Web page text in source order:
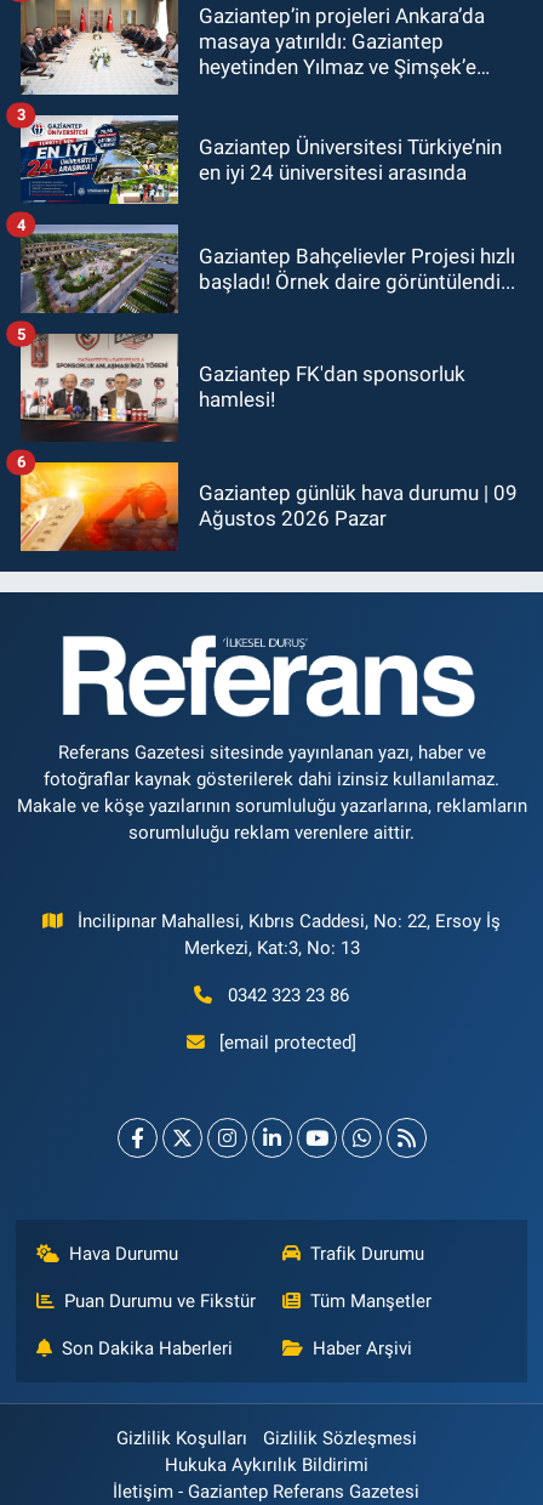
Gaziantep’in projeleri Ankara’da
masaya yatırıldı: Gaziantep
heyetinden Yılmaz ve Şimşek’e
Gaziantep Üniversitesi Türkiye’nin
en iyi 24 üniversitesi arasında
3
Gaziantep Bahçelievler Projesi hızlı
başladı! Örnek daire görüntülendi...
4
Gaziantep FK'dan sponsorluk
hamlesi!
5
Gaziantep günlük hava durumu | 09
Ağustos 2026 Pazar
6
Referans Gazetesi sitesinde yayınlanan yazı, haber ve
fotoğraflar kaynak gösterilerek dahi izinsiz kullanılamaz.
Makale ve köşe yazılarının sorumluluğu yazarlarına, reklamların
sorumluluğu reklam verenlere aittir.
İncilipınar Mahallesi, Kıbrıs Caddesi, No: 22, Ersoy İş
Merkezi, Kat:3, No: 13
0342 323 23 86
[email protected]
Hava Durumu Trafik Durumu
Puan Durumu ve Fikstür Tüm Manşetler
Son Dakika Haberleri Haber Arşivi
Gizlilik Koşulları
Gizlilik Sözleşmesi
Hukuka Aykırılık Bildirimi
İletişim - Gaziantep Referans Gazetesi